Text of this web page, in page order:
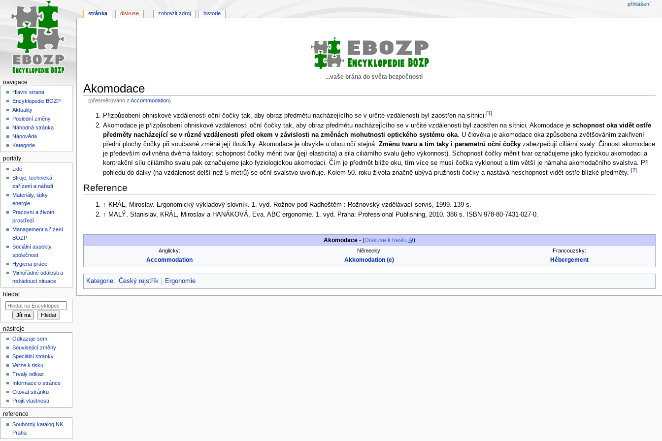
...vaše brána do světa bezpečnosti
Akomodace
(přesměrováno zAccommodation)
Skočit
navigaci
Skočit
vyhledávání
Přizpůsobení ohniskové vzdálenosti oční čočky tak, aby obraz předmětu nacházejícího se v určité vzdálenosti byl zaostřen na sítnici.[1]
Akomodace je přizpůsobení ohniskové vzdálenosti oční čočky tak, aby obraz předmětu nacházejícího se v určité vzdálenosti byl zaostřen na sítnici. Akomodace jeschopnost oka vidět ostře
předměty nacházející se v různé vzdálenosti před okem v závislosti na změnách mohutnosti optického systému oka. U člověka je akomodace oka způsobena zvětšováním zakřivení
přední plochy čočky při současné změně její tloušťky. Akomodace je obvykle u obou očí stejná.Změnu tvaru a tím taky i parametrů oční čočky zabezpečují ciliární svaly. Činnost akomodace
je především ovlivněna dvěma faktory: schopnost čočky měnit tvar (její elasticita) a sila ciliárního svalu (jeho výkonnost). Schopnost čočky měnit tvar označujeme jako fyzickou akomodaci a
kontrakční sílu ciliárního svalu pak označujeme jako fyziologickou akomodaci. Čím je předmět blíže oku, tím více se musí čočka vyklenout a tím větší je námaha akomodačního svalstva. Při
pohledu do dálky (na vzdálenost delší než 5 metrů) se oční svalstvo uvolňuje. Kolem 50. roku života značně ubývá pružnosti čočky a nastává neschopnost vidět ostře blízké předměty.[2]
Reference
↑ KRÁL, Miroslav. Ergonomický výkladový slovník. 1. vyd. Rožnov pod Radhoštěm : Rožnovský vzdělávací servis, 1999. 139 s.
↑ MALÝ, Stanislav, KRÁL, Miroslav a HANÁKOVÁ, Eva. ABC ergonomie. 1. vyd. Praha: Professional Publishing, 2010. 386 s. ISBN 978-80-7431-027-0.
Akomodace- (Diskuse k heslu )
Anglicky: Německy: Francouzsky:
Accommodation Akkomodation (e) Hébergement
Kategorie: Český rejstřík Ergonomie
stránka diskuse zobrazit zdroj historie
přihlášení
navigace
Hlavní strana
Encyklopedie BOZP
Aktuality
Poslední změny
Náhodná stránka
Nápověda
Kategorie
portály
Lidé
Stroje, technická
zařízení a nářadí
Materiály, látky,
energie
Pracovní a životní
prostředí
Management a řízení
BOZP
Sociální aspekty,
společnost
Hygiena práce
Mimořádné události a
nežádoucí situace
hledat
nástroje
Odkazuje sem
Související změny
Speciální stránky
Verze k tisku
Trvalý odkaz
Informace o stránce
Citovat stránku
Projít vlastnosti
reference
Souborný katalog NK
Praha